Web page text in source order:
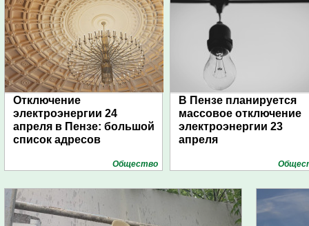
Отключение
электроэнергии 24
апреля в Пензе: большой
список адресов
Общество
В Пензе планируется
массовое отключение
электроэнергии 23
апреля